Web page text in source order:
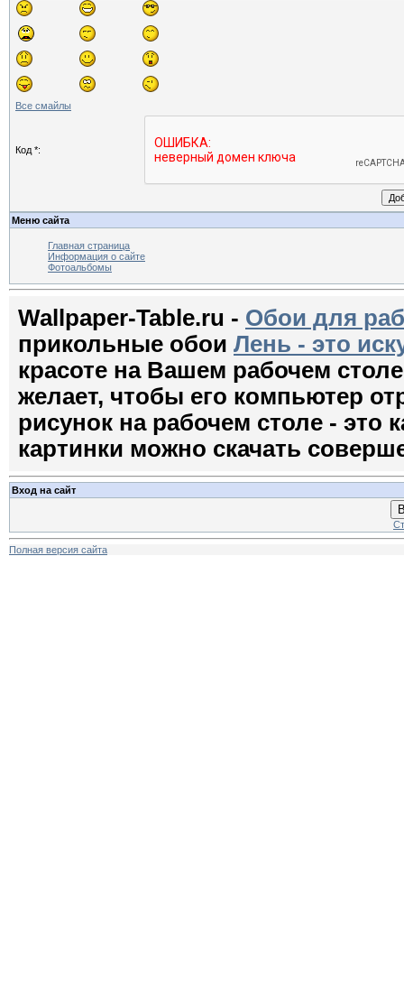
Все смайлы
Код *:
Меню сайта
Главная страница
Информация о сайте
Фотоальбомы
Wallpaper-Table.ru - Обои для
прикольные обои Лень - это
красоте на Вашем рабочем
желает, чтобы его компьютер
рисунок на рабочем столе - это
картинки можно скачать
Вход на сайт
Полная версия сайта